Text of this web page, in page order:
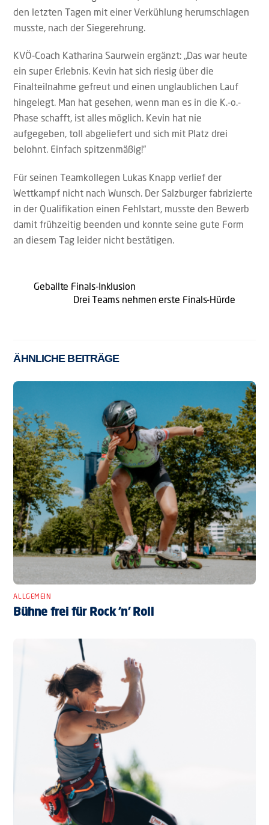
den letzten Tagen mit einer Verkühlung herumschlagen
musste, nach der Siegerehrung.
KVÖ-Coach Katharina Saurwein ergänzt: „Das war heute
ein super Erlebnis. Kevin hat sich riesig über die
Finalteilnahme gefreut und einen unglaublichen Lauf
hingelegt. Man hat gesehen, wenn man es in die K.-o.-
Phase schafft, ist alles möglich. Kevin hat nie
aufgegeben, toll abgeliefert und sich mit Platz drei
belohnt. Einfach spitzenmäßig!“
Für seinen Teamkollegen Lukas Knapp verlief der
Wettkampf nicht nach Wunsch. Der Salzburger fabrizierte
in der Qualifikation einen Fehlstart, musste den Bewerb
damit frühzeitig beenden und konnte seine gute Form
an diesem Tag leider nicht bestätigen.
Geballte Finals-Inklusion
Drei Teams nehmen erste Finals-Hürde
ÄHNLICHE BEITRÄGE
ALLGEMEIN
Bühne frei für Rock ’n’ Roll